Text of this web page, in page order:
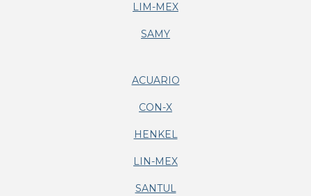
LIM-MEX
SAMY
ACUARIO
CON-X
HENKEL
LIN-MEX
SANTUL